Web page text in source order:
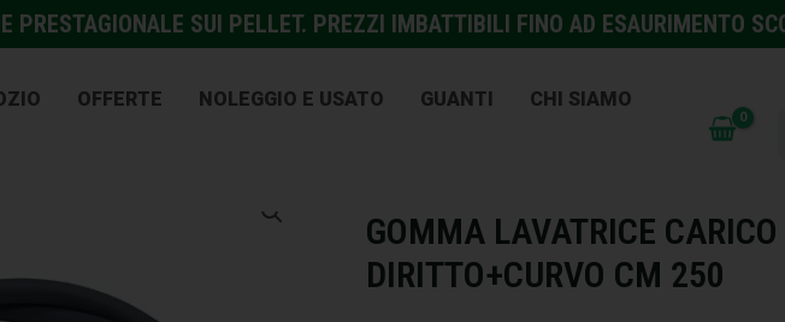
PRESTAGIONALE SUI PELLET. PREZZI IMBATTIBILI FINO AD ESAURIMENTO
OFFERTE NOLEGGIO E USATO GUANTI CHI SIAMO
GOMMA LAVATRICE CARICO
DIRITTO+CURVO CM 250